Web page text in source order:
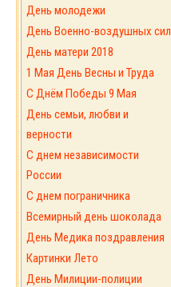
День молодежи
День Военно-воздушных сил
День матери 2018
1 Мая День Весны и Труда
С Днём Победы 9 Мая
День семьи, любви и
верности
С днем независимости
России
С днем пограничника
Всемирный день шоколада
День Медика поздравления
Картинки Лето
День Милиции-полиции